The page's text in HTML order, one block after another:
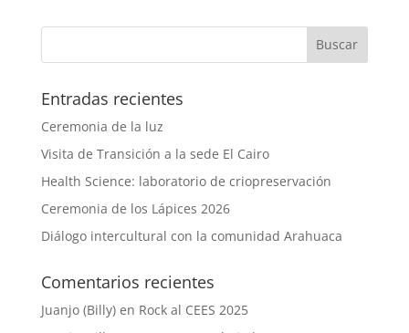
Entradas recientes
Ceremonia de la luz
Visita de Transición a la sede El Cairo
Health Science: laboratorio de criopreservación
Ceremonia de los Lápices 2026
Diálogo intercultural con la comunidad Arahuaca
Comentarios recientes
Juanjo (Billy)en Rock al CEES 2025